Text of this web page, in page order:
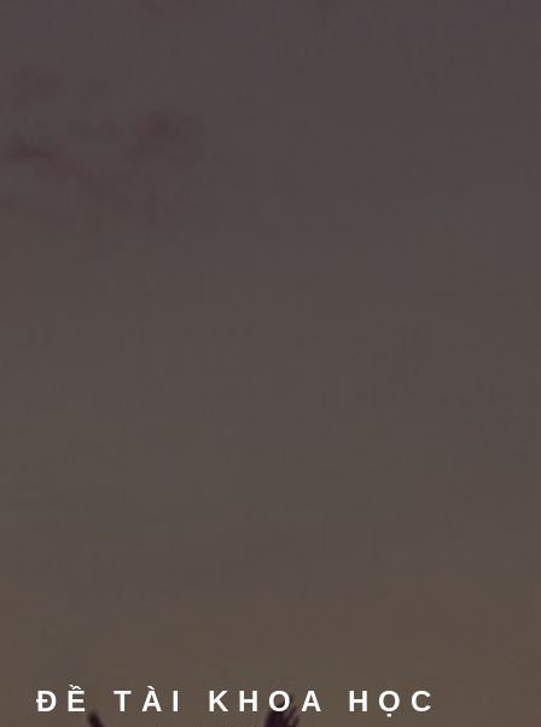
ĐỀ TÀI KHOA HỌC